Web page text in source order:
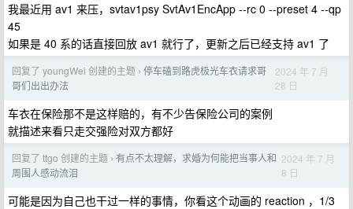
我最近用 av1 来压，svtav1psy SvtAv1EncApp --rc 0 --preset 4 --qp
45
如果是 40 系的话直接回放 av1 就行了，更新之后已经支持 av1 了
回复了 youngWei 创建的主题 › 停车磕到路虎极光车衣请求哥
哥们出出办法
2024 年 7 月
28 日
车衣在保险那不是这样赔的，有不少告保险公司的案例
就描述来看只走交强险对双方都好
回复了 ttgo 创建的主题 › 有点不太理解，求婚为何能把当事人和
周围人感动流泪
2024 年 7 月
8 日
可能是因为自己也干过一样的事情，你看这个动画的 reaction ，1/3